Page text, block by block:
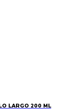
LARGO 200 ML